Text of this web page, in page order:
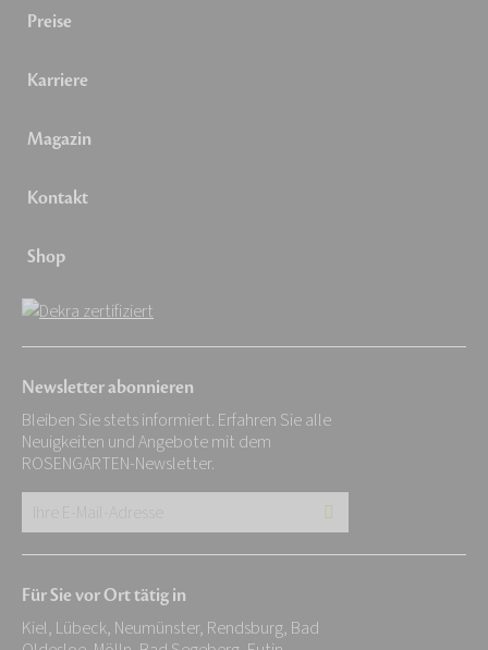
Preise
Karriere
Magazin
Kontakt
Shop
Newsletter abonnieren
Bleiben Sie stets informiert. Erfahren Sie alle
Neuigkeiten und Angebote mit dem
ROSENGARTEN-Newsletter.
Adresse:
*
Für Sie vor Ort tätig in
Kiel, Lübeck, Neumünster, Rendsburg, Bad